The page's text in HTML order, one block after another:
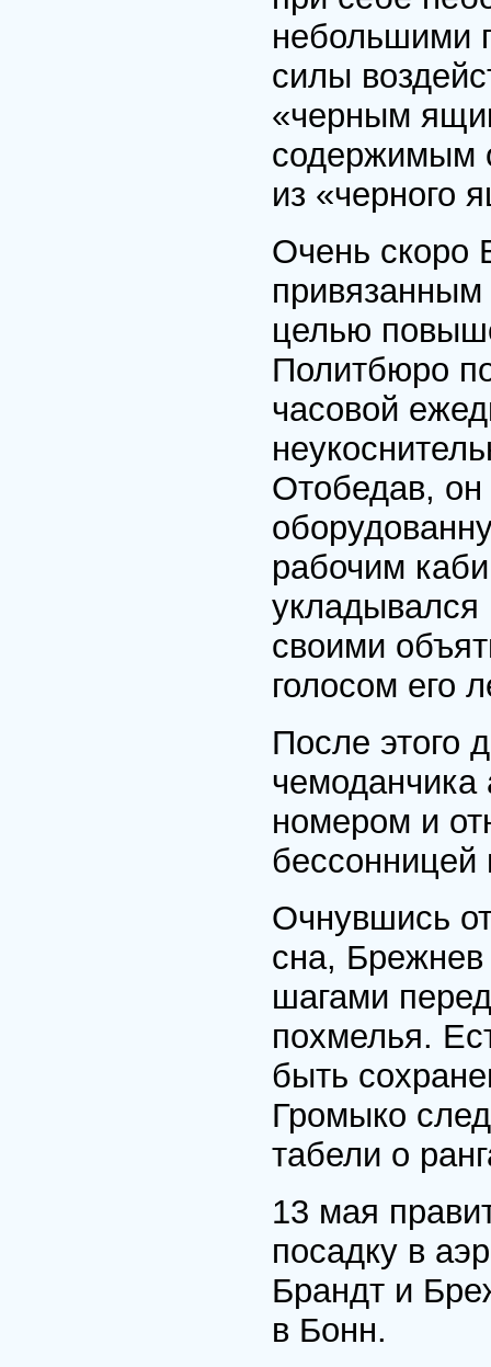
небольшими
силы
«черным
содержимым
из «черного
Очень скоро
привязанным
целью
Политбюро
часовой
Отобедав, он
рабочим
своими
голосом его
После этого
чемоданчика
номером и
бессонницей
Очнувшись
сна, Брежнев
шагами
похмелья.
быть
Громыко
табели о
13 мая
посадку в
Брандт и
в Бонн.